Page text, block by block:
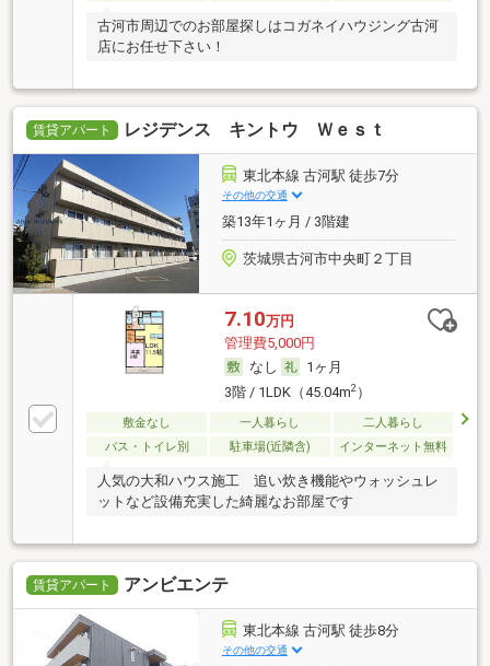
古河市周辺でのお部屋探しはコガネイハウジング古河
店にお任せ下さい！
賃貸アパート レジデンス キントウ Ｗｅｓｔ
東北本線 古河駅 徒歩7分
その他の交通
築13年1ヶ月 / 3階建
茨城県古河市中央町２丁目
7.10万円
管理費5,000円
なし
1ヶ月
3階 / 1LDK（45.04m2）
敷金なし 一人暮らし
二人暮らし
バス・トイレ別
駐車場(近隣含) インターネット無料
人気の大和ハウス施工 追い炊き機能やウォッシュレ
ットなど設備充実した綺麗なお部屋です
賃貸アパート アンビエンテ
東北本線 古河駅 徒歩8分
その他の交通